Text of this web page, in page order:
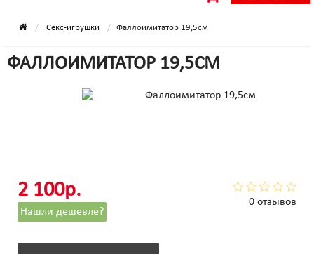
Секс-игрушки Фаллоимитатор 19,5см
ФАЛЛОИМИТАТОР 19,5СМ
0 отзывов
2 100р.
Нашли дешевле?